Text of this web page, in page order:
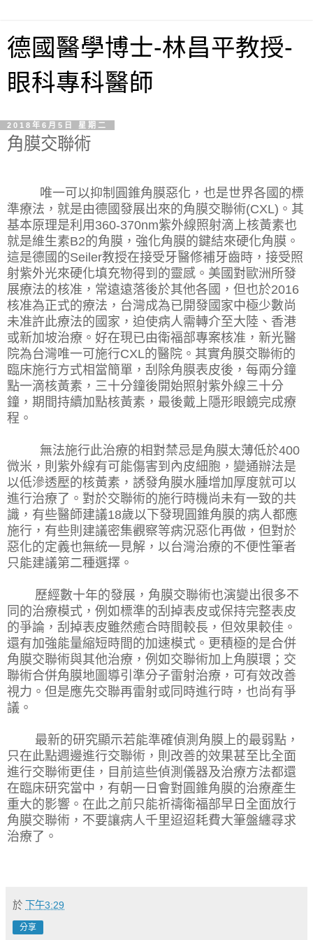
德國醫學博士-林昌平教授-
眼科專科醫師
2018年6月5日 星期二
角膜交聯術
唯一可以抑制圓錐角膜惡化，也是世界各國的標
準療法，就是由德國發展出來的角膜交聯術(CXL) 。其
基本原理是利用 360-370nm紫外線照射滴上核黃素也
就是維生素B2的角膜，強化角膜的鍵結來硬化角膜。
這是德國的Seiler教授在接受牙醫修補牙齒時，接受照
射紫外光來硬化填充物得到的靈感。美國對歐洲所發
展療法的核准，常遠遠落後於其他各國，但也於2016
核准為正式的療法，台灣成為已開發國家中極少數尚
未准許此療法的國家，迫使病人需轉介至大陸、香港
或新加坡治療。好在現已由衛福部專案核准，新光醫
院為台灣唯一可施行CXL的醫院。其實角膜交聯術的
臨床施行方式相當簡單，刮除角膜表皮後，每兩分鐘
點一滴核黃素，三十分鐘後開始照射紫外線三十分
鐘，期間持續加點核黃素，最後戴上隱形眼鏡完成療
程。
無法施行此治療的相對禁忌是角膜太薄低於400
微米 ， 則紫外線有可能傷害到內皮細胞，變通辦法是
以低滲透壓的核黃素，誘發角膜水腫增加厚度就可以
進行治療了。對於交聯術的施行時機尚未有一致的共
識，有些醫師建議18歲以下發現圓錐角膜的病人都應
施行，有些則建議密集觀察等病況惡化再做，但對於
惡化的定義也無統一見解，以台灣治療的不便性筆者
只能建議第二種選擇。
歷經數十年的發展，角膜交聯術也演變出很多不
同的治療模式，例如標準的刮掉表皮或保持完整表皮
的爭論，刮掉表皮雖然癒合時間較長，但效果較佳。
還有加強能量縮短時間的加速模式。更積極的是合併
角膜交聯術與其他治療，例如交聯術加上角膜環；交
聯術合併角膜地圖導引準分子雷射治療，可有效改善
視力。但是應先交聯再雷射或同時進行時，也尚有爭
議。
最新的研究顯示若能準確偵測角膜上的最弱點，
只在此點週邊進行交聯術，則改善的效果甚至比全面
進行交聯術更佳，目前這些偵測儀器及治療方法都還
在臨床研究當中，有朝一日會對圓錐角膜的治療產生
重大的影響。在此之前只能祈禱衛福部早日全面放行
角膜交聯術，不要讓病人千里迢迢耗費大筆盤纏尋求
治療了。
於 下午3:29
分享